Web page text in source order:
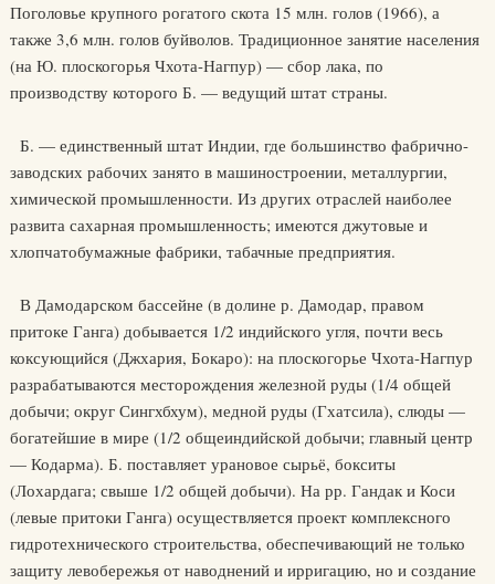
Поголовье крупного рогатого скота 15 млн. голов (1966), а
также 3,6 млн. голов буйволов. Традиционное занятие населения
(на Ю. плоскогорья Чхота-Нагпур) — сбор лака, по
производству которого Б. — ведущий штат страны.
Б. — единственный штат Индии, где большинство фабрично-
заводских рабочих занято в машиностроении, металлургии,
химической промышленности. Из других отраслей наиболее
развита сахарная промышленность; имеются джутовые и
хлопчатобумажные фабрики, табачные предприятия.
В Дамодарском бассейне (в долине р. Дамодар, правом
притоке Ганга) добывается 1/2 индийского угля, почти весь
коксующийся (Джхария, Бокаро): на плоскогорье Чхота-Нагпур
разрабатываются месторождения железной руды (1/4 общей
добычи; округ Сингхбхум), медной руды (Гхатсила), слюды —
богатейшие в мире (1/2 общеиндийской добычи; главный центр
— Кодарма). Б. поставляет урановое сырьё, бокситы
(Лохардага; свыше 1/2 общей добычи). На рр. Гандак и Коси
(левые притоки Ганга) осуществляется проект комплексного
гидротехнического строительства, обеспечивающий не только
защиту левобережья от наводнений и ирригацию, но и создание